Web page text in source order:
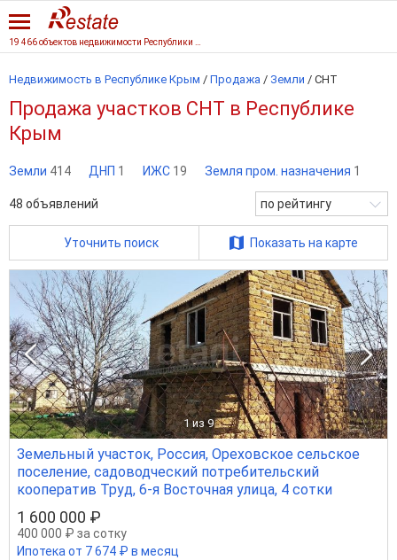
Недвижимость в Республике Крым / Продажа / Земли / СНТ
Продажа участков СНТ в Республике
Крым
Земли 414 ДНП 1 ИЖС 19 Земля пром. назначения 1
48 объявлений по рейтингу
Уточнить поиск Показать на карте
1 из 9
Земельный участок, Россия, Ореховское сельское
поселение, садоводческий потребительский
кооператив Труд, 6-я Восточная улица, 4 сотки
1 600 000 ₽
400 000 ₽ за сотку
Ипотека от 7 674 ₽ в месяц